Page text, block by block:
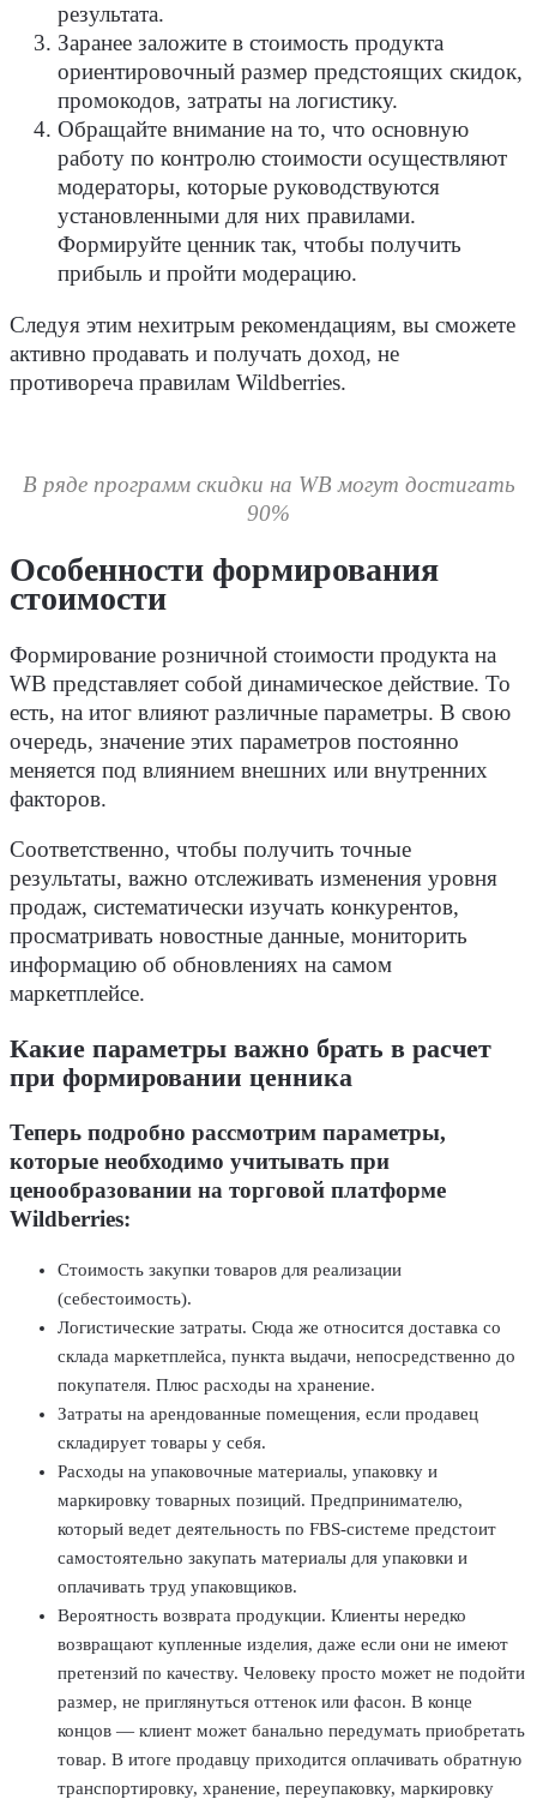
результата.
Заранее заложите в стоимость продукта
ориентировочный размер предстоящих скидок,
промокодов, затраты на логистику.
Обращайте внимание на то, что основную
работу по контролю стоимости осуществляют
модераторы, которые руководствуются
установленными для них правилами.
Формируйте ценник так, чтобы получить
прибыль и пройти модерацию.
Следуя этим нехитрым рекомендациям, вы сможете
активно продавать и получать доход, не
противореча правилам Wildberries.
В ряде программ скидки на WB могут достигать
90%
Особенности формирования
стоимости
Формирование розничной стоимости продукта на
WB представляет собой динамическое действие. То
есть, на итог влияют различные параметры. В свою
очередь, значение этих параметров постоянно
меняется под влиянием внешних или внутренних
факторов.
Соответственно, чтобы получить точные
результаты, важно отслеживать изменения уровня
продаж, систематически изучать конкурентов,
просматривать новостные данные, мониторить
информацию об обновлениях на самом
маркетплейсе.
Какие параметры важно брать в расчет
при формировании ценника
Теперь подробно рассмотрим параметры,
которые необходимо учитывать при
ценообразовании на торговой платформе
Wildberries:
Стоимость закупки товаров для реализации
(себестоимость).
Логистические затраты. Сюда же относится доставка со
склада маркетплейса, пункта выдачи, непосредственно до
покупателя. Плюс расходы на хранение.
Затраты на арендованные помещения, если продавец
складирует товары у себя.
Расходы на упаковочные материалы, упаковку и
маркировку товарных позиций. Предпринимателю,
который ведет деятельность по FBS-системе предстоит
самостоятельно закупать материалы для упаковки и
оплачивать труд упаковщиков.
Вероятность возврата продукции. Клиенты нередко
возвращают купленные изделия, даже если они не имеют
претензий по качеству. Человеку просто может не подойти
размер, не приглянуться оттенок или фасон. В конце
концов — клиент может банально передумать приобретать
товар. В итоге продавцу приходится оплачивать обратную
транспортировку, хранение, переупаковку, маркировку